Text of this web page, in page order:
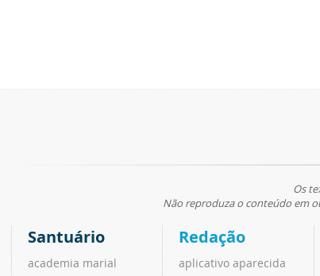
Os
Não reproduza o conteúdo em
Santuário
academia marial
Redação
aplicativo aparecida